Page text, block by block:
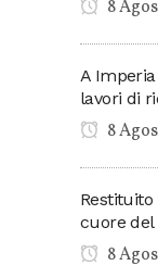
8
A
lavori di
8
Restituito
cuore del
8